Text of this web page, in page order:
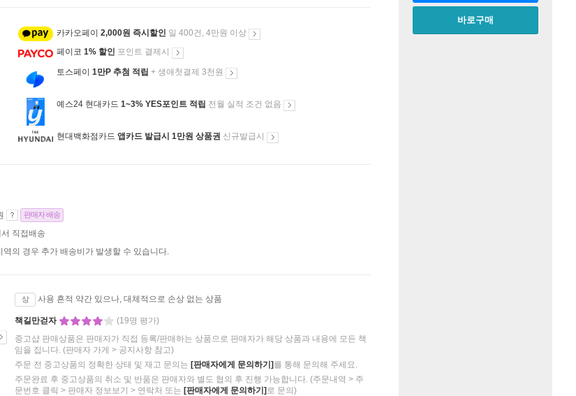
카카오페이 2,000원 즉시할인 일 400건, 4만원 이상
페이코 1% 할인 포인트 결제시
토스페이 1만P 추첨 적립 + 생애첫결제 3천원
예스24 현대카드 1~3% YES포인트 적립 전월 실적 조건 없음
현대백화점카드 앱카드 발급시 1만원 상품권 신규발급시
판매자 배송
직접배송
역의 경우 추가 배송비가 발생할 수 있습니다.
상 사용 흔적 약간 있으나, 대체적으로 손상 없는 상품
책길만걷자
(19명 평가)
중고샵 판매상품은 판매자가 직접 등록/판매하는 상품으로 판매자가 해당 상품과 내용에 모든 책
임을 집니다. (판매자 가게 > 공지사항 참고)
주문 전 중고상품의 정확한 상태 및 재고 문의는 [판매자에게 문의하기] 를 통해 문의해 주세요.
주문완료 후 중고상품의 취소 및 반품은 판매자와 별도 협의 후 진행 가능합니다. (주문내역 > 주
문번호 클릭 > 판매자 정보보기 > 연락처 또는 [판매자에게 문의하기] 로 문의)
바로구매